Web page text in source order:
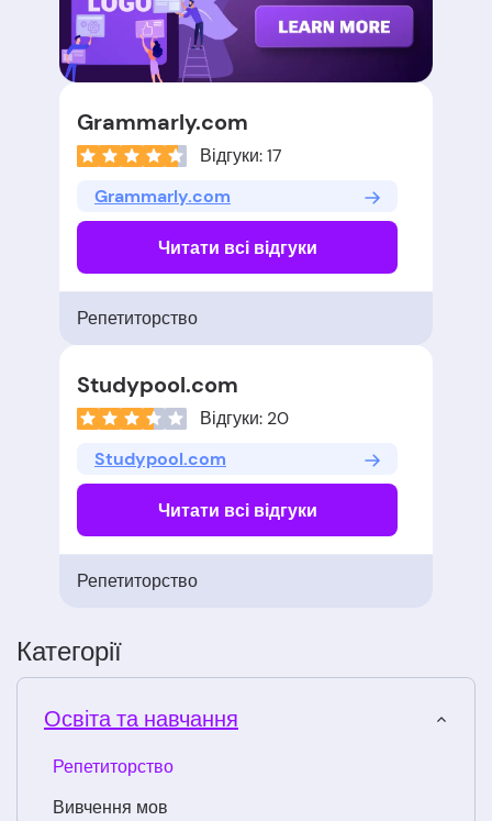
Grammarly.com
Відгуки: 17
Grammarly.com
Читати всі відгуки
Репетиторство
Studypool.com
Відгуки: 20
Studypool.com
Читати всі відгуки
Репетиторство
Категорії
Освіта та навчання
Вивчення мов
Репетиторство